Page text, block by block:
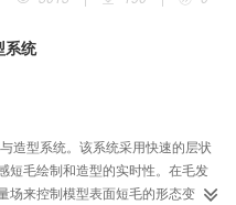
系统
造型系统。该系统采用快速的层状
短毛绘制和造型的实时性。在毛发
场来控制模型表面短毛的形态变